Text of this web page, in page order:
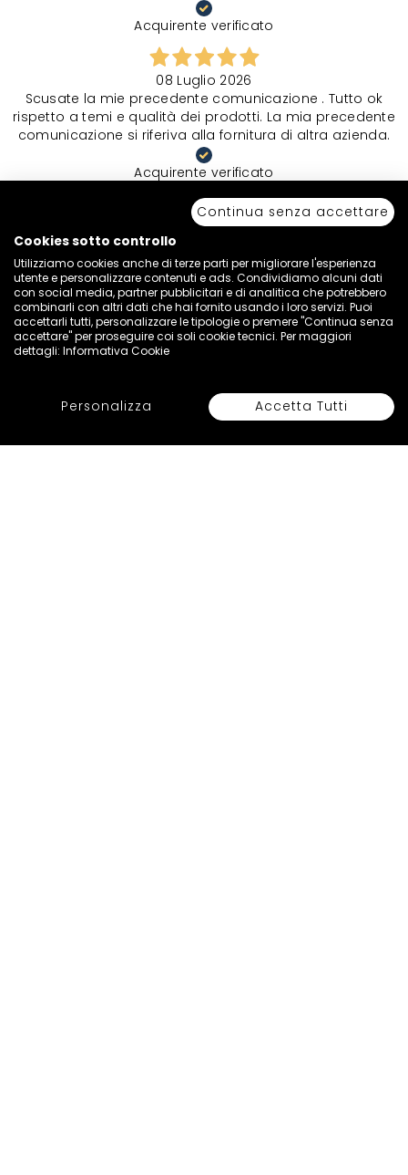
Acquirente verificato
08 Luglio 2026
Scusate la mie precedente comunicazione . Tutto ok
rispetto a temi e qualità dei prodotti. La mia precedente
comunicazione si riferiva alla fornitura di altra azienda.
Acquirente verificato
30 Giugno 2026
Cortesi e disponibili. Pacco e prodotto ok
Acquirente verificato
17 Giugno 2026
semplice e veloce
Acquirente verificato
Continua senza accettare
Cookies sotto controllo
Utilizziamo cookies anche di terze parti per migliorare l'esperienza
utente e personalizzare contenuti e ads. Condividiamo alcuni dati
con social media, partner pubblicitari e di analitica che potrebbero
combinarli con altri dati che hai fornito usando i loro servizi. Puoi
accettarli tutti, personalizzare le tipologie o premere "Continua senza
accettare" per proseguire coi soli cookie tecnici. Per maggiori
dettagli: Informativa Cookie
Personalizza Accetta Tutti